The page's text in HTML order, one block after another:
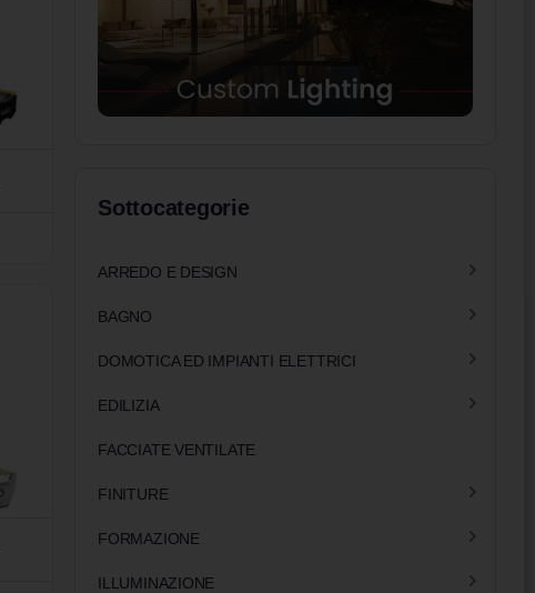
Sottocategorie
ARREDO E DESIGN
BAGNO
DOMOTICA ED IMPIANTI ELETTRICI
EDILIZIA
FACCIATE VENTILATE
FINITURE
FORMAZIONE
ILLUMINAZIONE